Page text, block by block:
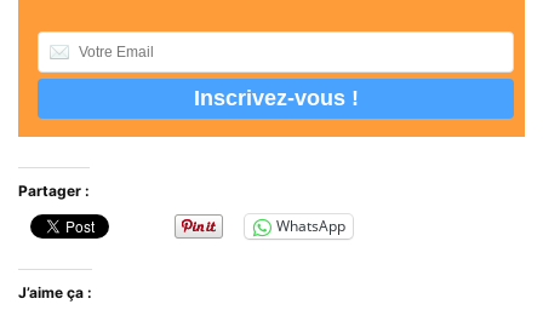
Partager :
WhatsApp
J’aime ça :